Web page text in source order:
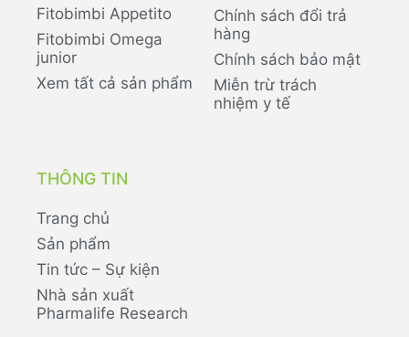
Fitobimbi Appetito
Fitobimbi Omega
junior
Xem tất cả sản phẩm
Chính sách đổi trả
hàng
Chính sách bảo mật
Miễn trừ trách
nhiệm y tế
THÔNG TIN
Trang chủ
Sản phẩm
Tin tức – Sự kiện
Nhà sản xuất
Pharmalife Research